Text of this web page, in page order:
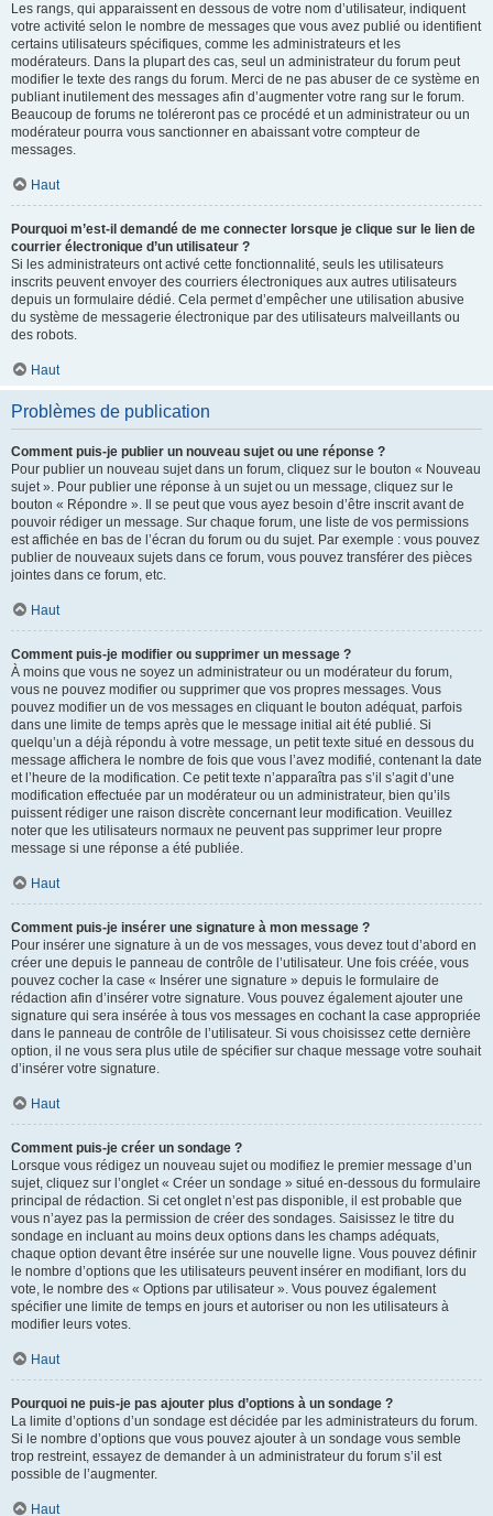
Les rangs, qui apparaissent en dessous de votre nom d’utilisateur, indiquent
votre activité selon le nombre de messages que vous avez publié ou identifient
certains utilisateurs spécifiques, comme les administrateurs et les
modérateurs. Dans la plupart des cas, seul un administrateur du forum peut
modifier le texte des rangs du forum. Merci de ne pas abuser de ce système en
publiant inutilement des messages afin d’augmenter votre rang sur le forum.
Beaucoup de forums ne toléreront pas ce procédé et un administrateur ou un
modérateur pourra vous sanctionner en abaissant votre compteur de
messages.
Haut
Pourquoi m’est-il demandé de me connecter lorsque je clique sur le lien de
courrier électronique d’un utilisateur ?
Si les administrateurs ont activé cette fonctionnalité, seuls les utilisateurs
inscrits peuvent envoyer des courriers électroniques aux autres utilisateurs
depuis un formulaire dédié. Cela permet d’empêcher une utilisation abusive
du système de messagerie électronique par des utilisateurs malveillants ou
des robots.
Haut
Problèmes de publication
Comment puis-je publier un nouveau sujet ou une réponse ?
Pour publier un nouveau sujet dans un forum, cliquez sur le bouton « Nouveau
sujet ». Pour publier une réponse à un sujet ou un message, cliquez sur le
bouton « Répondre ». Il se peut que vous ayez besoin d’être inscrit avant de
pouvoir rédiger un message. Sur chaque forum, une liste de vos permissions
est affichée en bas de l’écran du forum ou du sujet. Par exemple : vous pouvez
publier de nouveaux sujets dans ce forum, vous pouvez transférer des pièces
jointes dans ce forum, etc.
Haut
Comment puis-je modifier ou supprimer un message ?
À moins que vous ne soyez un administrateur ou un modérateur du forum,
vous ne pouvez modifier ou supprimer que vos propres messages. Vous
pouvez modifier un de vos messages en cliquant le bouton adéquat, parfois
dans une limite de temps après que le message initial ait été publié. Si
quelqu’un a déjà répondu à votre message, un petit texte situé en dessous du
message affichera le nombre de fois que vous l’avez modifié, contenant la date
et l’heure de la modification. Ce petit texte n’apparaîtra pas s’il s’agit d’une
modification effectuée par un modérateur ou un administrateur, bien qu’ils
puissent rédiger une raison discrète concernant leur modification. Veuillez
noter que les utilisateurs normaux ne peuvent pas supprimer leur propre
message si une réponse a été publiée.
Haut
Comment puis-je insérer une signature à mon message ?
Pour insérer une signature à un de vos messages, vous devez tout d’abord en
créer une depuis le panneau de contrôle de l’utilisateur. Une fois créée, vous
pouvez cocher la case « Insérer une signature » depuis le formulaire de
rédaction afin d’insérer votre signature. Vous pouvez également ajouter une
signature qui sera insérée à tous vos messages en cochant la case appropriée
dans le panneau de contrôle de l’utilisateur. Si vous choisissez cette dernière
option, il ne vous sera plus utile de spécifier sur chaque message votre souhait
d’insérer votre signature.
Haut
Comment puis-je créer un sondage ?
Lorsque vous rédigez un nouveau sujet ou modifiez le premier message d’un
sujet, cliquez sur l’onglet « Créer un sondage » situé en-dessous du formulaire
principal de rédaction. Si cet onglet n’est pas disponible, il est probable que
vous n’ayez pas la permission de créer des sondages. Saisissez le titre du
sondage en incluant au moins deux options dans les champs adéquats,
chaque option devant être insérée sur une nouvelle ligne. Vous pouvez définir
le nombre d’options que les utilisateurs peuvent insérer en modifiant, lors du
vote, le nombre des « Options par utilisateur ». Vous pouvez également
spécifier une limite de temps en jours et autoriser ou non les utilisateurs à
modifier leurs votes.
Haut
Pourquoi ne puis-je pas ajouter plus d’options à un sondage ?
La limite d’options d’un sondage est décidée par les administrateurs du forum.
Si le nombre d’options que vous pouvez ajouter à un sondage vous semble
trop restreint, essayez de demander à un administrateur du forum s’il est
possible de l’augmenter.
Haut